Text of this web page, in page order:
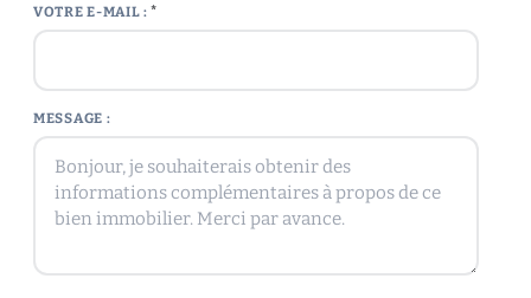
VOTRE E-MAIL : *
MESSAGE :